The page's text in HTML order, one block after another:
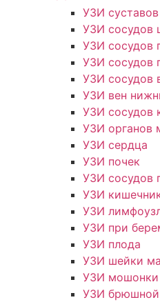
УЗИ суставов
УЗИ сосудов
УЗИ сосудов
УЗИ сосудов
УЗИ сосудов
УЗИ вен
УЗИ сосудов
УЗИ органов
УЗИ сердца
УЗИ почек
УЗИ сосудов
УЗИ
УЗИ
УЗИ при
УЗИ плода
УЗИ шейки
УЗИ мошонки
УЗИ брюшной